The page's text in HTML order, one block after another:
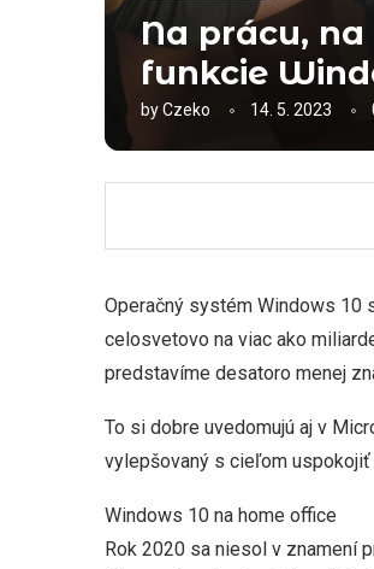
Na prácu,
funkcie
byCzeko 14. 5. 2023
Operačný systém Windows 10
celosvetovo na viac ako
predstavíme desatoro menej
To si dobre uvedomujú aj v
vylepšovaný s cieľom
Windows 10 na home office
Rok 2020 sa niesol v znamení